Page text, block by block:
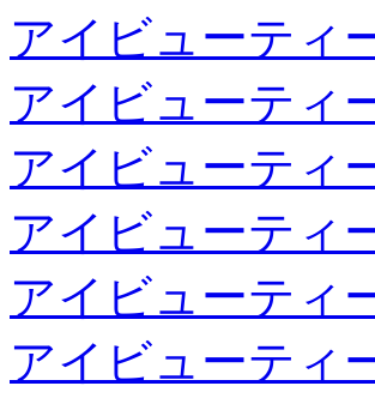
アイビューティ
アイビューティ
アイビューティ
アイビューティ
アイビューティ
アイビューティ